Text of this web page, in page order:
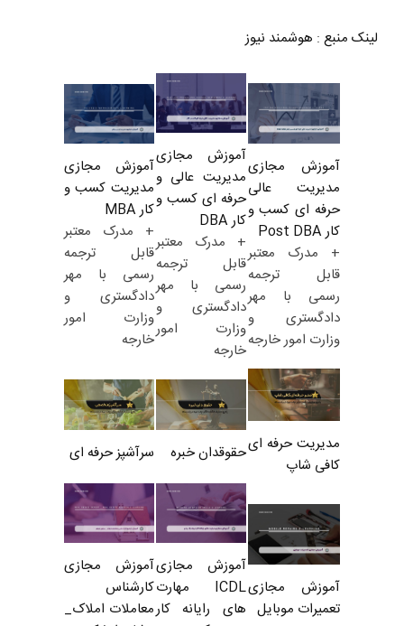
لینک منبع : هوشمند نیوز
آموزش مجازی
مدیریت عالی
حرفه ای کسب و
کار Post DBA
+ مدرک معتبر
قابل ترجمه
رسمی با مهر
دادگستری و
وزارت امور خارجه
آموزش مجازی
مدیریت عالی و
حرفه ای کسب و
کار DBA
+ مدرک معتبر
قابل ترجمه
رسمی با مهر
دادگستری و
وزارت امور
خارجه
آموزش مجازی
مدیریت کسب و
کار MBA
+ مدرک معتبر
قابل ترجمه
رسمی با مهر
دادگستری و
وزارت امور
خارجه
مدیریت حرفه ای
کافی شاپ
حقوقدان خبره سرآشپز حرفه ای
آموزش مجازی
تعمیرات موبایل
آموزش مجازی
ICDL مهارت
های رایانه کار
آموزش مجازی
کارشناس
معاملات املاک_